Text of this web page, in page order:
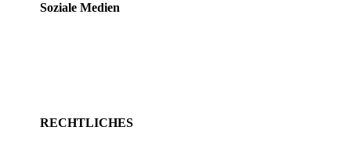
Soziale Medien
RECHTLICHES